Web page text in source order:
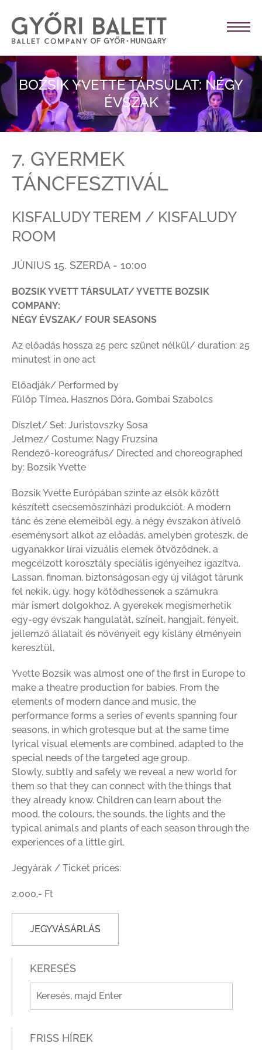
BOZSIK YVETTE TÁRSULAT: NÉGY
ÉVSZAK
7. GYERMEK
TÁNCFESZTIVÁL
KISFALUDY TEREM / KISFALUDY
ROOM
JÚNIUS 15. SZERDA - 10:00
BOZSIK YVETT TÁRSULAT/ YVETTE BOZSIK
COMPANY:
NÉGY ÉVSZAK/ FOUR SEASONS
Az előadás hossza 25 perc szünet nélkül/ duration: 25
minutest in one act
Előadják/ Performed by
Fülöp Tímea, Hasznos Dóra, Gombai Szabolcs
Díszlet/ Set: Juristovszky Sosa
Jelmez/ Costume: Nagy Fruzsina
Rendező-koreográfus/ Directed and choreographed
by: Bozsik Yvette
Bozsik Yvette Európában szinte az elsők között
készített csecsemőszínházi produkciót. A modern
tánc és zene elemeiből egy, a négy évszakon átívelő
eseménysort alkot az előadás, amelyben groteszk, de
ugyanakkor lírai vizuális elemek ötvöződnek, a
megcélzott korosztály speciális igényeihez igazítva.
Lassan, finoman, biztonságosan egy új világot tárunk
fel nekik, úgy, hogy kötődhessenek a számukra
már ismert dolgokhoz. A gyerekek megismerhetik
egy-egy évszak hangulatát, színeit, hangjait, fényeit,
jellemző állatait és növényeit egy kislány élményein
keresztül.
Yvette Bozsik was almost one of the first in Europe to
make a theatre production for babies. From the
elements of modern dance and music, the
performance forms a series of events spanning four
seasons, in which grotesque but at the same time
lyrical visual elements are combined, adapted to the
special needs of the targeted age group.
Slowly, subtly and safely we reveal a new world for
them so that they can connect with the things that
they already know. Children can learn about the
mood, the colours, the sounds, the lights and the
typical animals and plants of each season through the
experiences of a little girl.
Jegyárak / Ticket prices:
2.000,- Ft
JEGYVÁSÁRLÁS
KERESÉS
FRISS HÍREK